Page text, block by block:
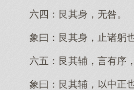
六四：艮其身，无咎。
象曰：艮其身，止诸躬
六五：艮其辅，言有序
象曰：艮其辅，中正